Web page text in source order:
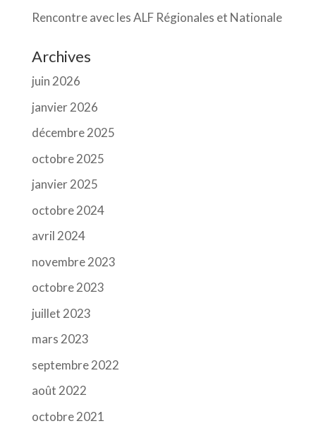
Rencontre avec les ALF Régionales et Nationale
Archives
juin 2026
janvier 2026
décembre 2025
octobre 2025
janvier 2025
octobre 2024
avril 2024
novembre 2023
octobre 2023
juillet 2023
mars 2023
septembre 2022
août 2022
octobre 2021